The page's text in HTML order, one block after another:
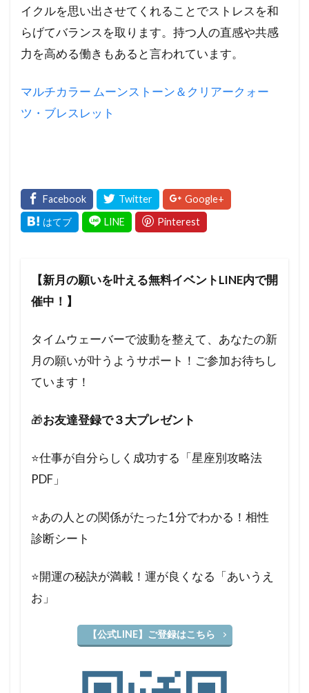
イクルを思い出させてくれることでストレスを和
らげてバランスを取ります。持つ人の直感や共感
力を高める働きもあると言われています。
マルチカラー ムーンストーン＆クリアークォー
ツ・ブレスレット
【新月の願いを叶える無料イベントLINE内で開
催中！】
タイムウェーバーで波動を整えて、あなたの新
月の願いが叶うようサポート！ご参加お待ちし
ています！
🎁お友達登録で３大プレゼント
⭐️仕事が自分らしく成功する「星座別攻略法
PDF」
⭐️あの人との関係がたった1分でわかる！相性
診断シート
⭐️開運の秘訣が満載！運が良くなる「あいうえ
お」
【公式LINE】ご登録はこちら